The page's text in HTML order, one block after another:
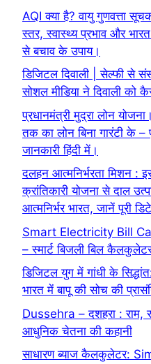
AQI क्या है? वायु गुणवत्ता
स्तर, स्वास्थ्य प्रभाव और
से बचाव के उपाय।
डिजिटल दिवाली | सेल्फी से
सोशल मीडिया ने दिवाली को
प्रधानमंत्री मुद्रा लोन
तक का लोन बिना गारंटी के –
जानकारी हिंदी में।
दलहन आत्मनिर्भरता मिशन :
क्रांतिकारी योजना से दाल
आत्मनिर्भर भारत, जानें पूरी
Smart Electricity Bill
– स्मार्ट बिजली बिल
डिजिटल युग में गांधी के
भारत में बापू की सोच की
Dussehra – दशहरा : राम,
आधुनिक चेतना की कहानी
साधारण ब्याज कैलकुलेटर: